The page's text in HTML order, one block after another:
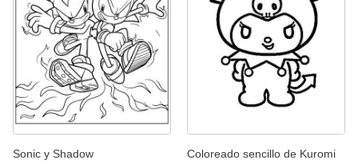
Sonic y Shadow
Coloreado sencillo de Kuromi